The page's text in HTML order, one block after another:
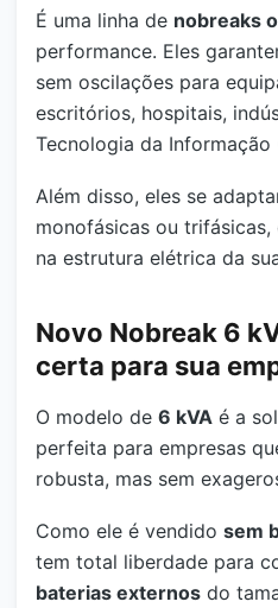
É uma linha de nobreaks
performance. Eles
sem oscilações para
escritórios, hospitais,
Tecnologia da Informação
Além disso, eles se
monofásicas ou
na estrutura elétrica da
Novo Nobreak 6
certa para sua
O modelo de 6 kVA é a
perfeita para empresas
robusta, mas sem
Como ele é vendido sem
tem total liberdade para
baterias externos do